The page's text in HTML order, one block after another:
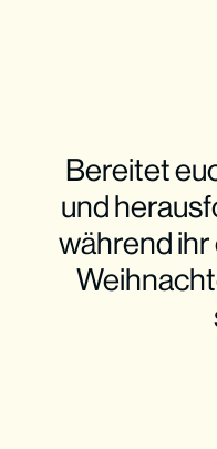
Bereitet
und
während ihr